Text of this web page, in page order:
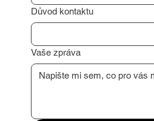
Důvod kontaktu
Vaše zpráva